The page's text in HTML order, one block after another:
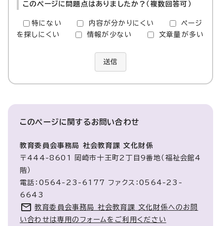
このページに問題点はありましたか？（複数回答可）
特にない 内容が分かりにくい
ページ
を探しにくい
情報が少ない 文章量が多い
送信
このページに関するお問い合わせ
教育委員会事務局 社会教育課 文化財係
〒444-8601 岡崎市十王町2丁目9番地（福祉会館4
階）
電話：0564-23-6177 ファクス：0564-23-
6643
教育委員会事務局 社会教育課 文化財係へのお問
い合わせは専用のフォームをご利用ください